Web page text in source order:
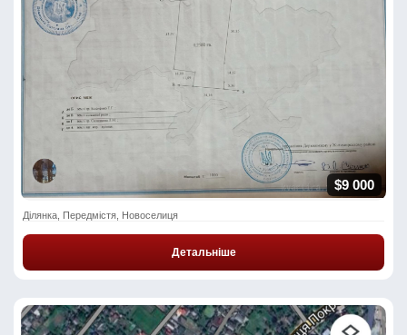
$9 000
Ділянка, Передмістя, Новоселиця
Детальніше